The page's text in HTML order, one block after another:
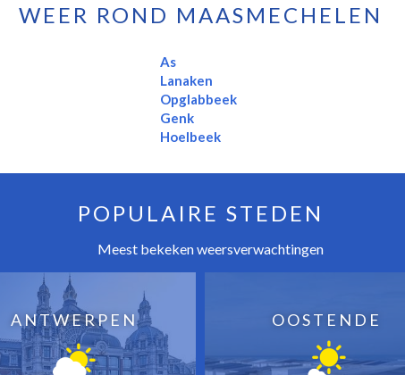
WEER ROND MAASMECHELEN
As
Lanaken
Opglabbeek
Genk
Hoelbeek
POPULAIRE STEDEN
Meest bekeken weersverwachtingen
ANTWERPEN OOSTENDE